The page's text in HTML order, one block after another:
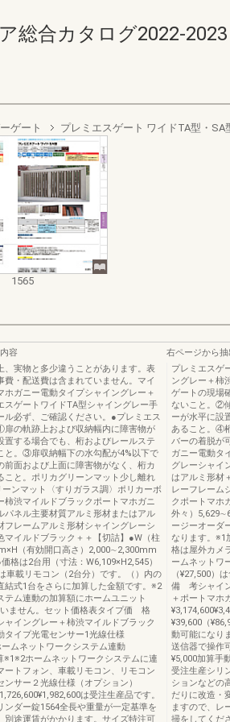
総合カタログ2022-
ゲート プレミエスゲート ワイドTA型・SA
1565
容
、実物と多少違うことがあります。表
費・配送費は含まれていません。マイ
ホガニー電動タイプシャイングレー＋
スゲートワイドTA型シャイングレー手
ル必ず、ご確認ください。●プレミエス
の軌跡上および収納幅内に障害物が
する場合でも、桁およびレールステ
と。③扉収納幅下の水勾配が4%以下で
面および上面に障害物がなく、桁カ
こと。ポリカグリーンマット少し離れ
ンマット〈すりガラス調〉ポリカーボ
柿渋マイルドブラックポートマホガニ
パネル主要材質アルミ形材またはアル
フレームアルミ形材シャイングレーシ
マイルドブラック＋＋【切詰】●W（柱
（有効開口高さ）2,000∼2,300mm
格は2台用（寸法：W6,109×H2,545）
車載リモコン（2台分）です。（）内の
結式1台をさらに加算した金額です。※2
テム連動の加算額にホームユニット
いません。セット価格表タイプ価 格
イングレー＋柿渋マイルドブラック
タイプ光電センサー1光線仕様
ムネットワークシステム連動
※1※2ホームネットワークシステムに連
ートフォン、車載リモコン、リモコン
サー２光線仕様（オプション）
は受注生産品です。
ンダー錠1564全長や重量が一定基準を
別途運賃がかかります。サイズ特注可
右ページから
プレミエスゲ
ングレー＋柿
ゲートの現場
ないこと。②
ーが水平に設
あること。④
バーの着脱が
ガニー電動タ
グレーシャイ
はアルミ形材
レーフレーム
クポートマホ
外々）
ージーオーダ
なります。※1
格は屋外カメ
ームネットワ
（¥27,500）
備 考シャイ
＋ポートマホ
¥39,600（
動可能になり
送信器で操作
¥5,000加算手
受注生産シリ
ションなどの
だりに改造・
ますので、レ
掃をしてくだ